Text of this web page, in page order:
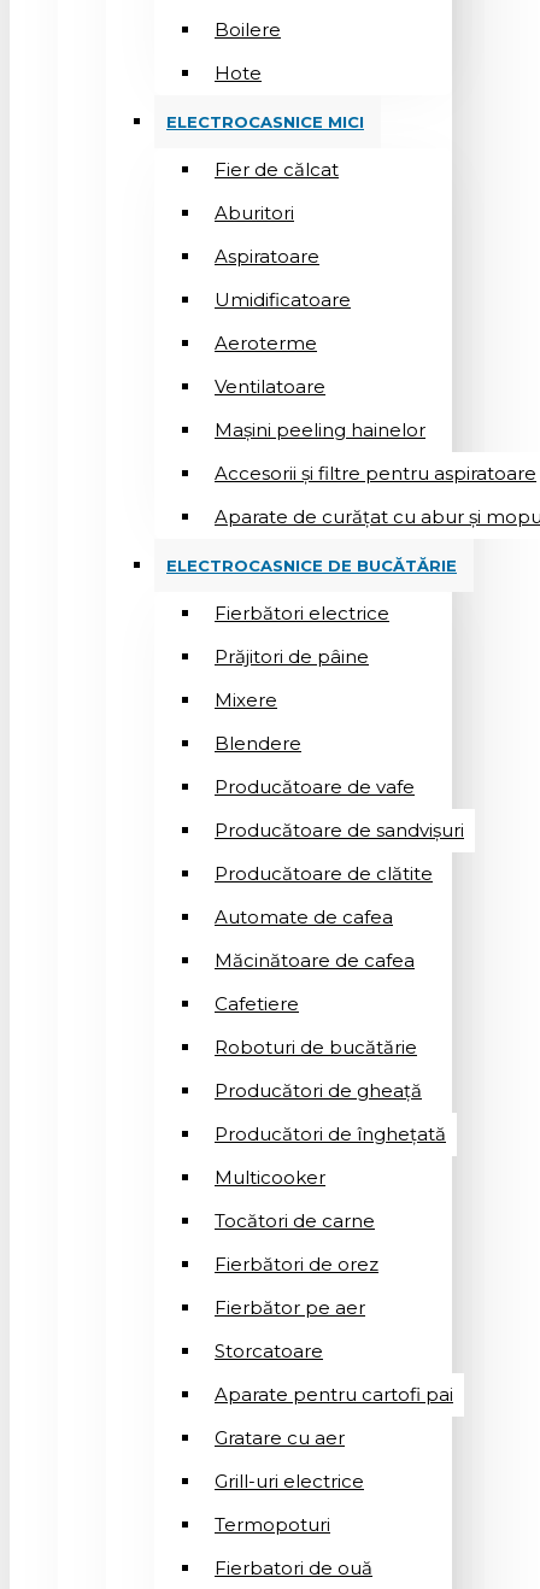
Boilere
Hote
ELECTROCASNICE MICI
Fier de călcat
Aburitori
Aspiratoare
Umidificatoare
Aeroterme
Ventilatoare
Mașini peeling hainelor
Accesorii și filtre pentru aspiratoare
Aparate de curățat cu abur și
ELECTROCASNICE DE BUCĂTĂRIE
Fierbători electrice
Prăjitori de pâine
Mixere
Blendere
Producătoare de vafe
Producătoare de sandvişuri
Producătoare de clătite
Automate de cafea
Măcinătoare de cafea
Cafetiere
Roboturi de bucătărie
Producători de gheață
Producători de înghețată
Multicooker
Tocători de carne
Fierbători de orez
Fierbător pe aer
Storcatoare
Aparate pentru cartofi pai
Gratare cu aer
Grill-uri electrice
Termopoturi
Fierbatori de ouă